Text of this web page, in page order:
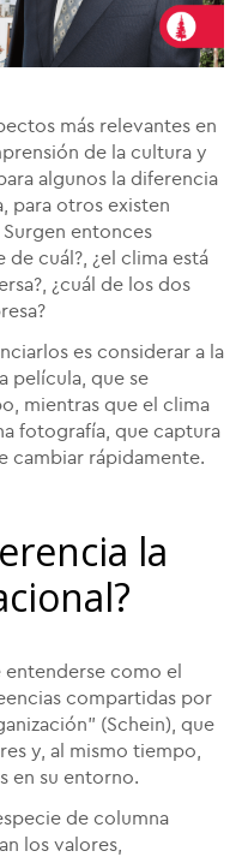
más relevantes en
de la cultura y
algunos la diferencia
para otros existen
entonces
cuál?, ¿el clima está
¿cuál de los dos
es considerar a la
película, que se
mientras que el clima
fotografía, que captura
cambiar rápidamente.
la
entenderse como el
compartidas por
(Schein), que
y, al mismo tiempo,
en su entorno.
de columna
los valores,